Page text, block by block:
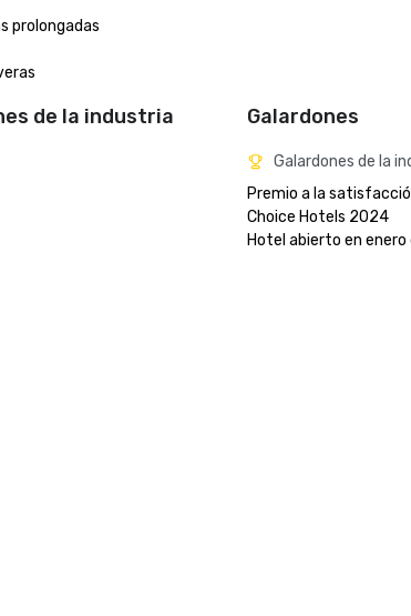
prolongadas
de la industria Galardones
Galardones de la
Premio a la
Choice Hotels 2024
Hotel abierto en